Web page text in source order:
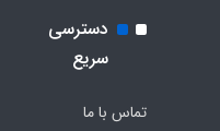
دسترسی
سریع
تماس با ما